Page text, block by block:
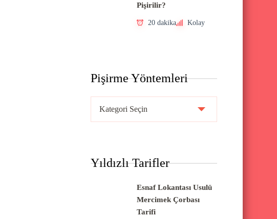
Pişirilir?
20 dakika Kolay
Pişirme Yöntemleri
r
Yıldızlı Tarifler
Esnaf Lokantası Usulü
Mercimek Çorbası
Tarifi